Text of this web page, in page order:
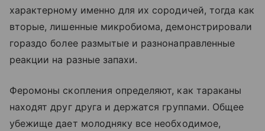
характерному именно для их сородичей, тогда как
вторые, лишенные микробиома, демонстрировали
гораздо более размытые и разнонаправленные
реакции на разные запахи.
Феромоны скопления определяют, как тараканы
находят друг друга и держатся группами. Общее
убежище дает молодняку все необходимое,